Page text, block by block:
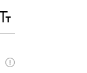
텍
트